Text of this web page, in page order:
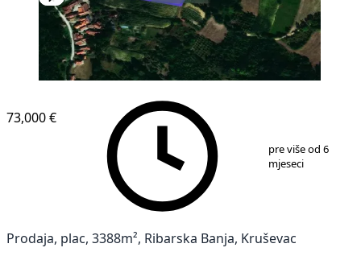
2
73,000 €
pre više od 6
mjeseci
Prodaja, plac, 3388m², Ribarska Banja, Kruševac